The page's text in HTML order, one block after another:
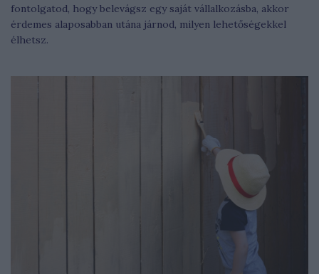
fontolgatod, hogy belevágsz egy saját vállalkozásba, akkor
érdemes alaposabban utána járnod, milyen lehetőségekkel
élhetsz.